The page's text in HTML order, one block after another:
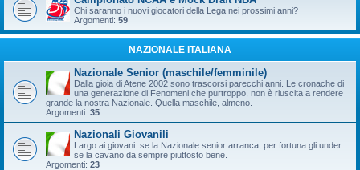
Chi saranno i nuovi giocatori della Lega nei prossimi anni?
Argomenti: 59
NAZIONALE ITALIANA
Nazionale Senior (maschile/femminile)
Dalla gioia di Atene 2002 sono trascorsi parecchi anni. Le cronache di
una generazione di Fenomeni che purtroppo, non è riuscita a rendere
grande la nostra Nazionale. Quella maschile, almeno.
Argomenti: 35
Nazionali Giovanili
Largo ai giovani: se la Nazionale senior arranca, per fortuna gli under
se la cavano da sempre piuttosto bene.
Argomenti: 23